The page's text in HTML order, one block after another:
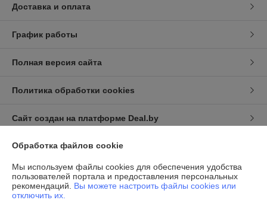
Доставка и оплата
График работы
Полная версия сайта
Политика обработки cookies
Сайт создан на платформе Deal.by
Индивидуальный предприниматель:ИП Халявко Владимир
Анатольевич
220141, г. Минск, ул. Ф. Скорины 37-72
Обработка файлов cookie
Мы используем файлы cookies для обеспечения удобства
пользователей портала и предоставления персональных
рекомендаций. Вы можете настроить файлы cookies или
отключить их.